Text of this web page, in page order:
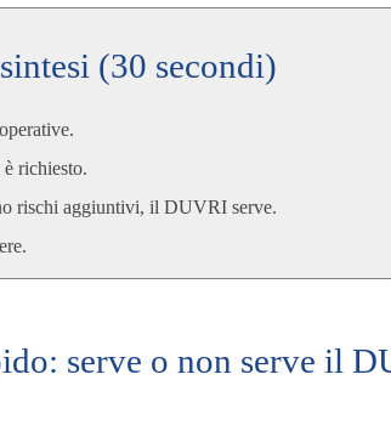
(30 secondi)
richiesto.
rischi aggiuntivi, il DUVRI serve.
serve o non serve il